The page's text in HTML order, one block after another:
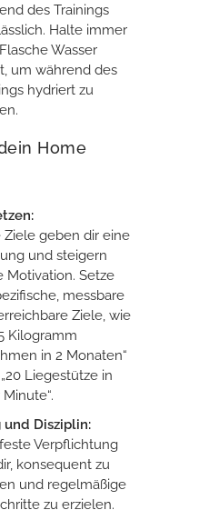
des Trainings
Halte immer
Wasser
um während des
hydriert zu
Home
Ziele geben dir eine
und steigern
Motivation. Setze
messbare
Ziele, wie
Kilogramm
in 2 Monaten“
Liegestütze in
Disziplin:
Verpflichtung
konsequent zu
und regelmäßige
zu erzielen.